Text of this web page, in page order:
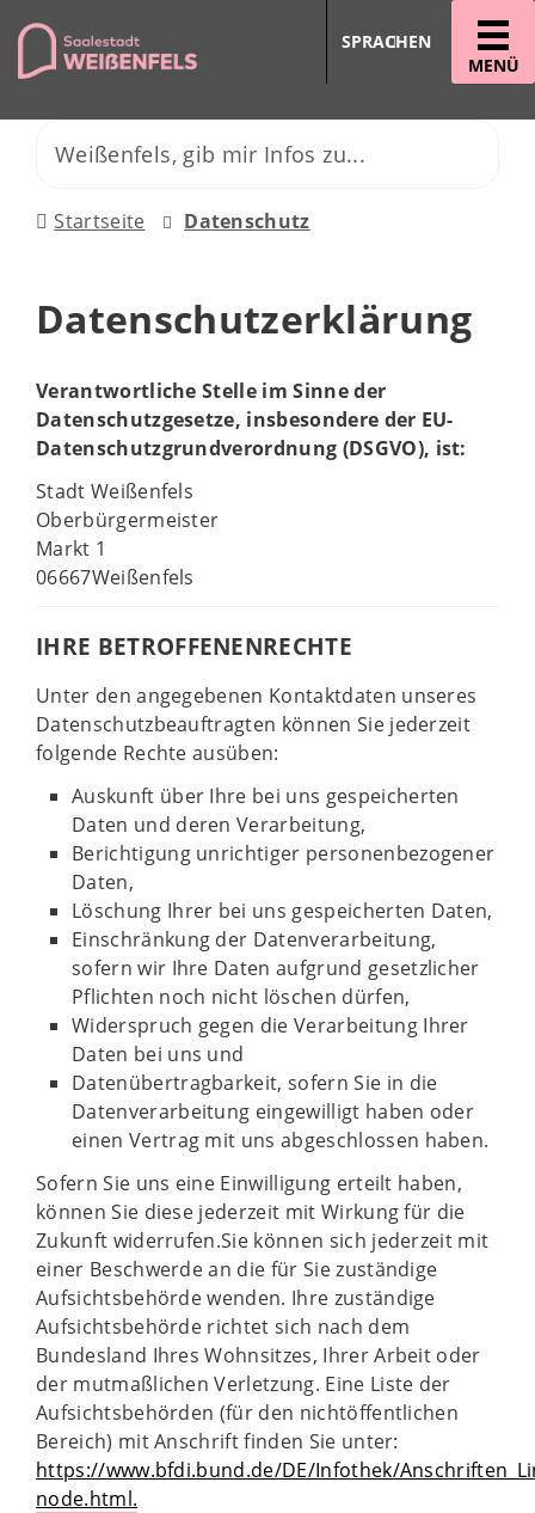
MENÜ
SPRACHEN
Startseite Datenschutz
Datenschutzerklärung
Verantwortliche Stelle im Sinne der
Datenschutzgesetze, insbesondere der EU-
Datenschutzgrundverordnung (DSGVO), ist:
Stadt Weißenfels
Oberbürgermeister
Markt 1
06667Weißenfels
IHRE BETROFFENENRECHTE
Unter den angegebenen Kontaktdaten unseres
Datenschutzbeauftragten können Sie jederzeit
folgende Rechte ausüben:
Auskunft über Ihre bei uns gespeicherten
Daten und deren Verarbeitung,
Berichtigung unrichtiger personenbezogener
Daten,
Löschung Ihrer bei uns gespeicherten Daten,
Einschränkung der Datenverarbeitung,
sofern wir Ihre Daten aufgrund gesetzlicher
Pflichten noch nicht löschen dürfen,
Widerspruch gegen die Verarbeitung Ihrer
Daten bei uns und
Datenübertragbarkeit, sofern Sie in die
Datenverarbeitung eingewilligt haben oder
einen Vertrag mit uns abgeschlossen haben.
Sofern Sie uns eine Einwilligung erteilt haben,
können Sie diese jederzeit mit Wirkung für die
Zukunft widerrufen.Sie können sich jederzeit mit
einer Beschwerde an die für Sie zuständige
Aufsichtsbehörde wenden. Ihre zuständige
Aufsichtsbehörde richtet sich nach dem
Bundesland Ihres Wohnsitzes, Ihrer Arbeit oder
der mutmaßlichen Verletzung. Eine Liste der
Aufsichtsbehörden (für den nichtöffentlichen
Bereich) mit Anschrift finden Sie unter:
https://www.bfdi.bund.de/DE/Infothek/
node.html.